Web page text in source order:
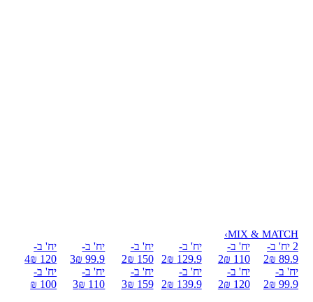
MIX & MATCH
›
2 יח' ב-
89.9 ₪
2
יח' ב-
99.9 ₪
2
יח' ב-
110 ₪
2
יח' ב-
120 ₪
2
יח' ב-
129.9 ₪
2
יח' ב-
139.9 ₪
2
יח' ב-
150 ₪
2
יח' ב-
159 ₪
3
יח' ב-
99.9 ₪
3
יח' ב-
110 ₪
3
יח' ב-
120 ₪
4
יח' ב-
100 ₪